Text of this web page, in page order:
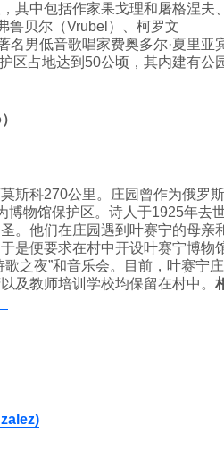
其中包括作家果戈理和屠格涅夫
鲁贝尔（Vrubel）、柯罗文
名男低音歌唱家费奥多尔·夏里亚
区占地达到50公顷，其内建有公
斯科270公里。庄园曾作为俄罗
博物馆保护区。诗人于1925年去
。他们在庄园遇到叶赛宁的母亲
是便要求在村中开设叶赛宁博物
之夜”和音乐会。目前，叶赛宁庄
及教师培训学校均保留在村中。